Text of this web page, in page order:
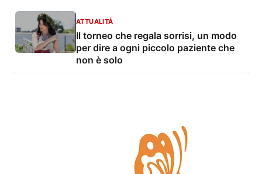
ATTUALITÀ
Il torneo che regala sorrisi, un modo
per dire a ogni piccolo paziente che
non è solo